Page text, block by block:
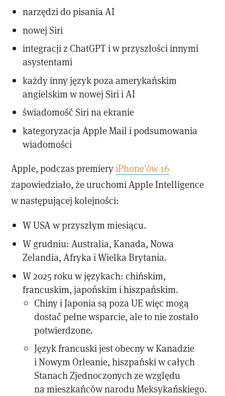
narzędzi do pisania AI
nowej Siri
integracji z ChatGPT i w przyszłości innymi
asystentami
każdy inny język poza amerykańskim
angielskim w nowej Siri i AI
świadomość Siri na ekranie
kategoryzacja Apple Mail i podsumowania
wiadomości
Apple, podczas premieryiPhone’ów 16
zapowiedziało, że uruchomi Apple Intelligence
w następującej kolejności:
W USA w przyszłym miesiącu.
W grudniu: Australia, Kanada, Nowa
Zelandia, Afryka i Wielka Brytania.
W 2025 roku w językach: chińskim,
francuskim, japońskim i hiszpańskim.
Chiny i Japonia są poza UE więc mogą
dostać pełne wsparcie, ale to nie zostało
potwierdzone.
Język francuski jest obecny w Kanadzie
i Nowym Orleanie, hiszpański w całych
Stanach Zjednoczonych ze względu
na mieszkańców narodu Meksykańskiego.